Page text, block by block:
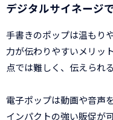
デジタルサイネージ
手書きのポップは温もり
力が伝わりやすいメリッ
点では難しく、伝えられ
電子ポップは動画や音声を
インパクトの強い販促が